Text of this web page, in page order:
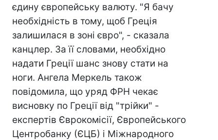
єдину європейську валюту. "Я бачу
необхідність в тому, щоб Греція
залишилася в зоні євро", - сказала
канцлер. За її словами, необхідно
надати Греції шанс знову стати на
ноги. Ангела Меркель також
повідомила, що уряд ФРН чекає
висновку по Греції від "трійки" -
експертів Єврокомісії, Європейського
Центробанку (ЄЦБ) і Міжнародного